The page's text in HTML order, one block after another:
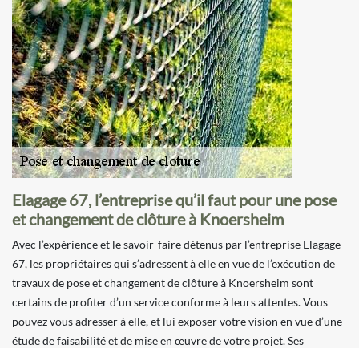
Elagage 67, l’entreprise qu’il faut pour une pose
et changement de clôture à Knoersheim
Avec l’expérience et le savoir-faire détenus par l’entreprise Elagage
67, les propriétaires qui s’adressent à elle en vue de l’exécution de
travaux de pose et changement de clôture à Knoersheim sont
certains de profiter d’un service conforme à leurs attentes. Vous
pouvez vous adresser à elle, et lui exposer votre vision en vue d’une
étude de faisabilité et de mise en œuvre de votre projet. Ses